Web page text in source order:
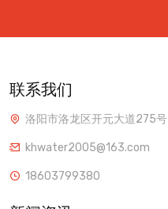
联系我们
洛阳市洛龙区开元大道275号
khwater2005@163.com
18603799380